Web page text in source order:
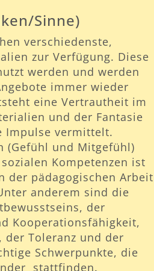
Sinne)
verschiedenste,
zur Verfügung. Diese
werden und werden
immer wieder
eine Vertrautheit im
und der Fantasie
Impulse vermittelt.
(Gefühl und Mitgefühl)
Kompetenzen ist
der pädagogischen Arbeit
anderem sind die
der
Kooperationsfähigkeit,
Toleranz und der
Schwerpunkte, die
stattfinden.